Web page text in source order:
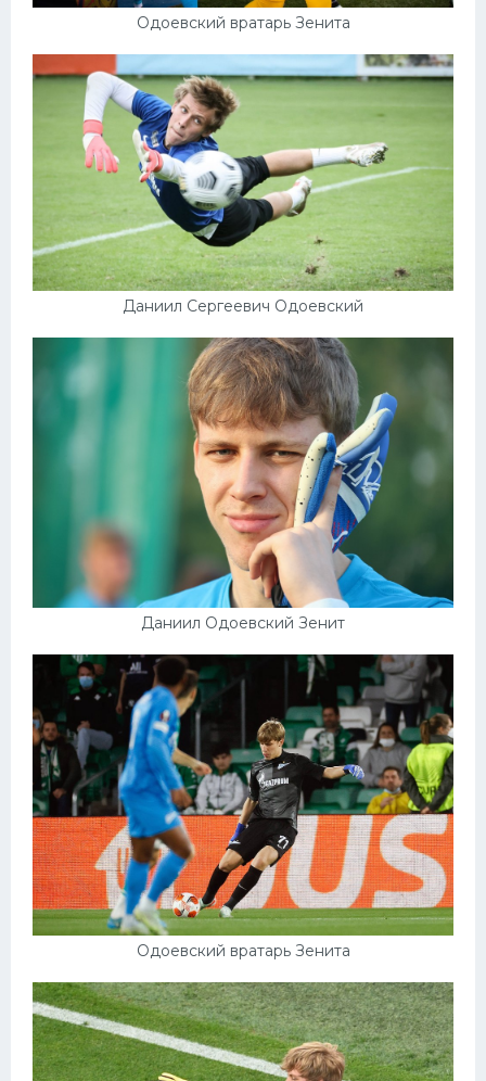
Одоевский вратарь Зенита
Даниил Сергеевич Одоевский
Даниил Одоевский Зенит
Одоевский вратарь Зенита